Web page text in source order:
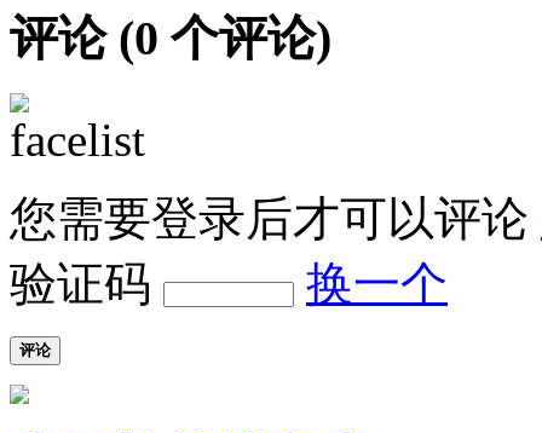
评论 (0 个评论)
您需要登录后才可以评论
验证码
换一个
评论